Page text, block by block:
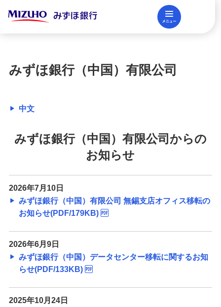
国際業務・外国為替取引
経営・事業支援
みずほ銀行（中国）有限公司
中文
みずほ銀行（中国）有限公司からの
お知らせ
2026年7月10日
みずほ銀行（中国）有限公司 無錫支店オフィス移転の
お知らせ(PDF/179KB)
2026年6月9日
みずほ銀行（中国）データセンター移転に関するお知
らせ(PDF/133KB)
2025年10月24日